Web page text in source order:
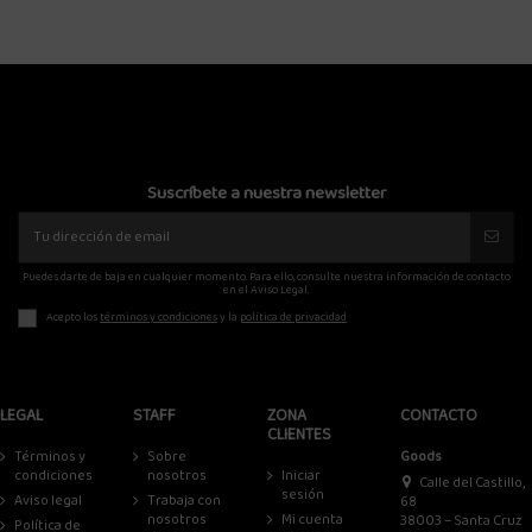
Suscríbete a nuestra newsletter
Puedes darte de baja en cualquier momento. Para ello, consulte nuestra información de contacto
en el Aviso Legal.
Acepto lostérminos y condicionesy la política de privacidad
LEGAL
Términos y
condiciones
Aviso legal
Política de
STAFF
Sobre
nosotros
Trabaja con
nosotros
ZONA
CLIENTES
Iniciar
sesión
Mi cuenta
CONTACTO
Goods
Calle del Castillo,
68
38003 – Santa Cruz